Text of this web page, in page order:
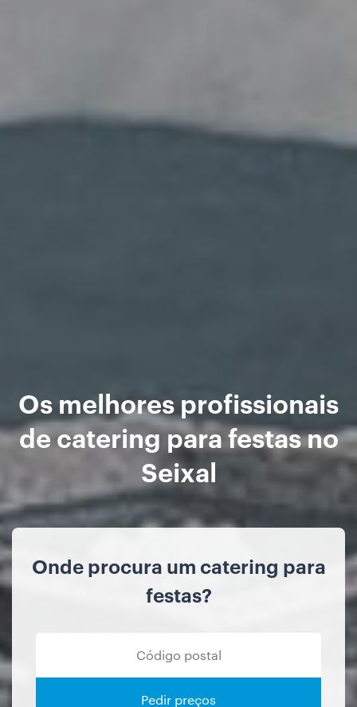
Os melhores profissionais
de catering para festas no
Seixal
Onde procura um catering para
festas?
Pedir preços